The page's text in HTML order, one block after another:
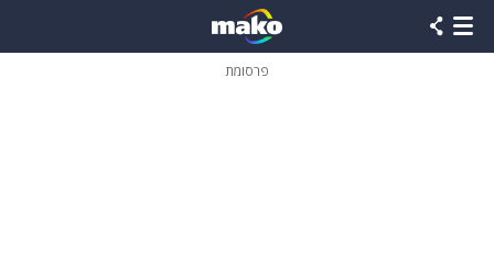
פרסומת